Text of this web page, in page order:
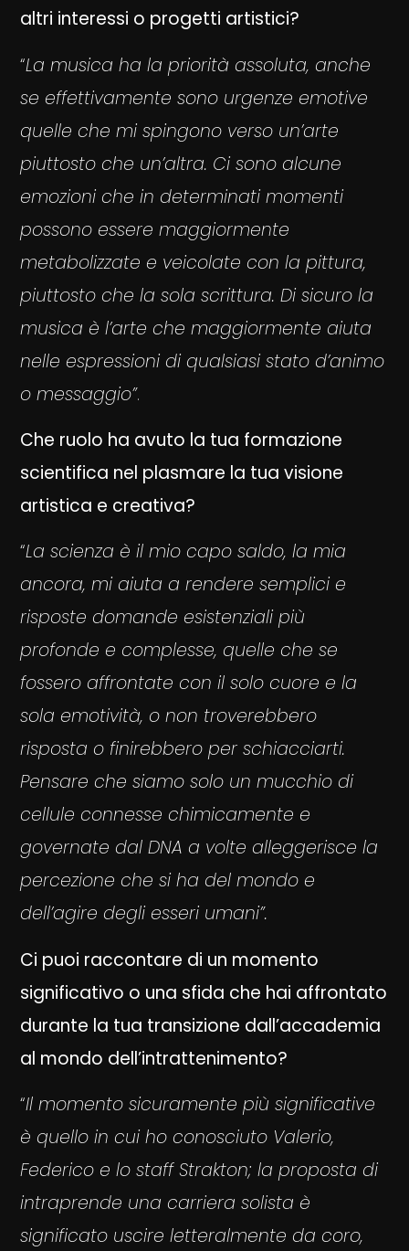
altri interessi o progetti artistici?
“La musica ha la priorità assoluta, anche
se effettivamente sono urgenze emotive
quelle che mi spingono verso un’arte
piuttosto che un’altra. Ci sono alcune
emozioni che in determinati momenti
possono essere maggiormente
metabolizzate e veicolate con la pittura,
piuttosto che la sola scrittura. Di sicuro la
musica è l’arte che maggiormente aiuta
nelle espressioni di qualsiasi stato d’animo
o messaggio”.
Che ruolo ha avuto la tua formazione
scientifica nel plasmare la tua visione
artistica e creativa?
“La scienza è il mio capo saldo, la mia
ancora, mi aiuta a rendere semplici e
risposte domande esistenziali più
profonde e complesse, quelle che se
fossero affrontate con il solo cuore e la
sola emotività, o non troverebbero
risposta o finirebbero per schiacciarti.
Pensare che siamo solo un mucchio di
cellule connesse chimicamente e
governate dal DNA a volte alleggerisce la
percezione che si ha del mondo e
dell’agire degli esseri umani”.
Ci puoi raccontare di un momento
significativo o una sfida che hai affrontato
durante la tua transizione dall’accademia
al mondo dell’intrattenimento?
“Il momento sicuramente più significative
è quello in cui ho conosciuto Valerio,
Federico e lo staff Strakton; la proposta di
intraprende una carriera solista è
significato uscire letteralmente da coro,